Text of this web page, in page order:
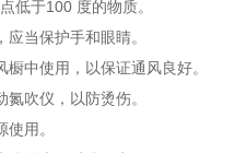
低于100 度的物质。
当保护手和眼睛。
橱中使用，以保证通风良好。
吹仪，以防烫伤。
用。